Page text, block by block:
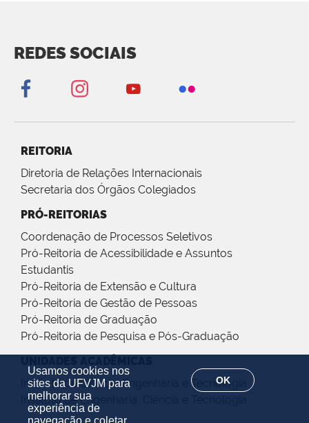
Usamos cookies nos
sites da UFVJM para
melhorar sua
experiência de
navegação e coletar
OK
REDES SOCIAIS
REITORIA
Diretoria de Relações Internacionais
Secretaria dos Órgãos Colegiados
PRÓ-REITORIAS
Coordenação de Processos Seletivos
Pró-Reitoria de Acessibilidade e Assuntos
Estudantis
Pró-Reitoria de Extensão e Cultura
Pró-Reitoria de Gestão de Pessoas
Pró-Reitoria de Graduação
Pró-Reitoria de Pesquisa e Pós-Graduação
Instituto de Ciência, Engenharia e Tecnologia
Instituto de Engenharia, Ciência e Tecnologia